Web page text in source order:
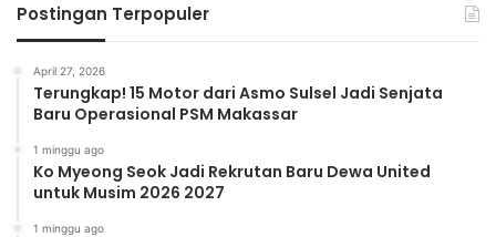
Postingan Terpopuler
April 27, 2026
Terungkap! 15 Motor dari Asmo Sulsel Jadi Senjata
Baru Operasional PSM Makassar
1 minggu ago
Ko Myeong Seok Jadi Rekrutan Baru Dewa United
untuk Musim 2026 2027
1 minggu ago